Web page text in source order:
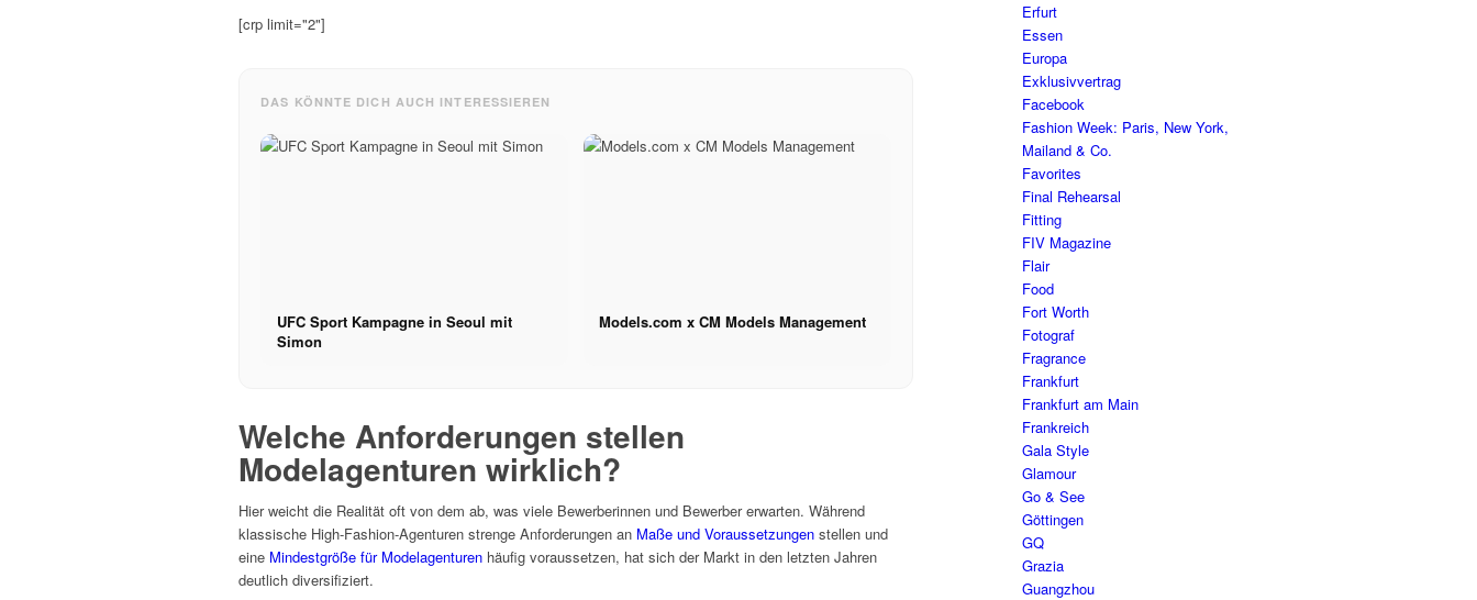
[crp limit="2"]
DAS KÖNNTE DICH AUCH INTERESSIEREN
UFC Sport Kampagne in Seoul mit
Simon
Models.com x CM Models Management
Welche Anforderungen stellen
Modelagenturen wirklich?
Hier weicht die Realität oft von dem ab, was viele Bewerberinnen und Bewerber erwarten. Während
klassische High-Fashion-Agenturen strenge Anforderungen an Maße und Voraussetzungen stellen und
eine Mindestgröße für Modelagenturen häufig voraussetzen, hat sich der Markt in den letzten Jahren
deutlich diversifiziert.
Erfurt
Essen
Europa
Exklusivvertrag
Facebook
Fashion Week: Paris, New York,
Mailand & Co.
Favorites
Final Rehearsal
Fitting
FIV Magazine
Flair
Food
Fort Worth
Fotograf
Fragrance
Frankfurt
Frankfurt am Main
Frankreich
Gala Style
Glamour
Go & See
Göttingen
GQ
Grazia
Guangzhou